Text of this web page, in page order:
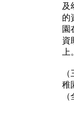
及
的
園
資
上。
稚